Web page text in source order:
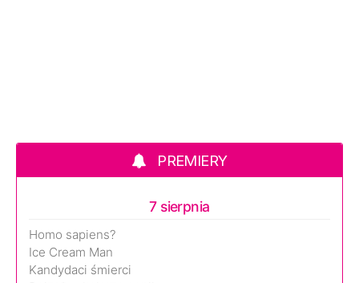
PREMIERY
7 sierpnia
Homo sapiens?
Ice Cream Man
Kandydaci śmierci